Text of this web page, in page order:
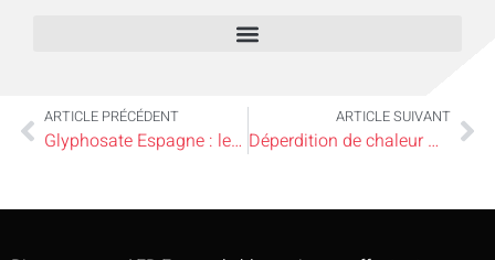
ARTICLE PRÉCÉDENT
Glyphosate Espagne : les particuliers peuvent-ils acheter ce produit sans risque ?
ARTICLE SUIVANT
Déperdition de chaleur maison : les 5 zones prioritaires pour l’isolation